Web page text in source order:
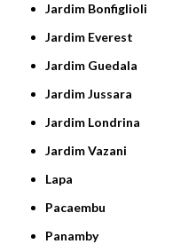
Jardim Bonfiglioli
Jardim Everest
Jardim Guedala
Jardim Jussara
Jardim Londrina
Jardim Vazani
Lapa
Pacaembu
Panamby